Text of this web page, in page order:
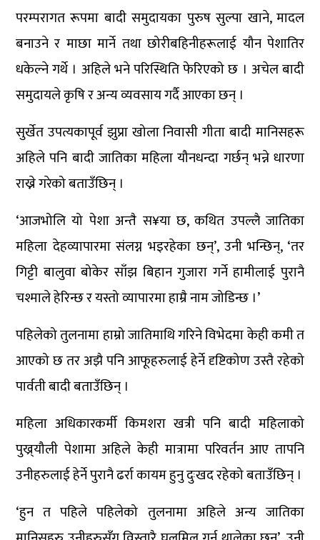
परम्परागत रूपमा बादी समुदायका पुरुष सुल्पा खाने, मादल
बनाउने र माछा मार्ने तथा छोरीबहिनीहरूलाई यौन पेशातिर
धकेल्ने गर्थे । अहिले भने परिस्थिति फेरिएको छ । अचेल बादी
समुदायले कृषि र अन्य व्यवसाय गर्दै आएका छन् ।
सुर्खेत उपत्यकापूर्व झुप्रा खोला निवासी गीता बादी मानिसहरू
अहिले पनि बादी जातिका महिला यौनधन्दा गर्छन् भन्ने धारणा
राख्ने गरेको बताउँछिन् ।
‘आजभोलि यो पेशा अन्तै स¥या छ, कथित उपल्लै जातिका
महिला देहव्यापारमा संलग्न भइरहेका छन्’, उनी भन्छिन्, ‘तर
गिट्टी बालुवा बोकेर साँझ बिहान गुजारा गर्ने हामीलाई पुरानै
चश्माले हेरिन्छ र यस्तो व्यापारमा हाम्रै नाम जोडिन्छ ।’
पहिलेको तुलनामा हाम्रो जातिमाथि गरिने विभेदमा केही कमी त
आएको छ तर अझै पनि आफूहरुलाई हेर्ने दृष्टिकोण उस्तै रहेको
पार्वती बादी बताउँछिन् ।
महिला अधिकारकर्मी किमशरा खत्री पनि बादी महिलाको
पुख्र्यौली पेशामा अहिले केही मात्रामा परिवर्तन आए तापनि
उनीहरुलाई हेर्ने पुरानै ढर्रा कायम हुनु दुःखद रहेको बताउँछिन् ।
‘हुन त पहिले पहिलेको तुलनामा अहिले अन्य जातिका